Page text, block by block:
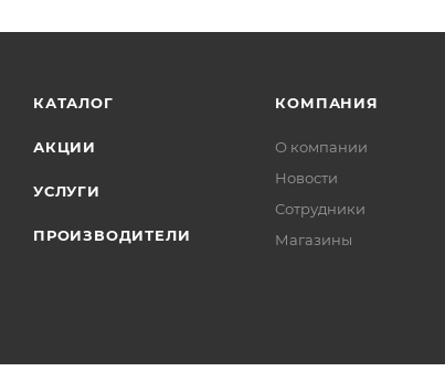
КАТАЛОГ
АКЦИИ
УСЛУГИ
ПРОИЗВОДИТЕЛИ
КОМПАНИЯ
О компании
Новости
Сотрудники
Магазины